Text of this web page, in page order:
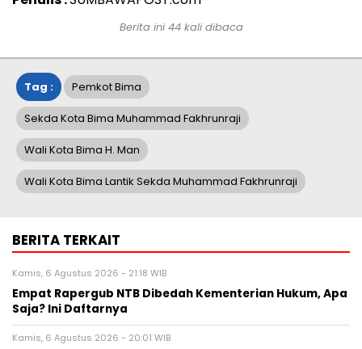
Berita ini 44 kali dibaca
Tag : Pemkot Bima
Sekda Kota Bima Muhammad Fakhrunraji
Wali Kota Bima H. Man
Wali Kota Bima Lantik Sekda Muhammad Fakhrunraji
BERITA TERKAIT
Kamis, 6 Agustus 2026 - 21:18 WIB
Empat Rapergub NTB Dibedah Kementerian Hukum, Apa
Saja? Ini Daftarnya
Kamis, 6 Agustus 2026 - 20:01 WIB